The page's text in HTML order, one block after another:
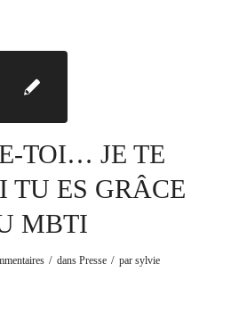
TOI… JE TE
TU ES GRÂCE
MBTI
/ dansPresse / parsylvie